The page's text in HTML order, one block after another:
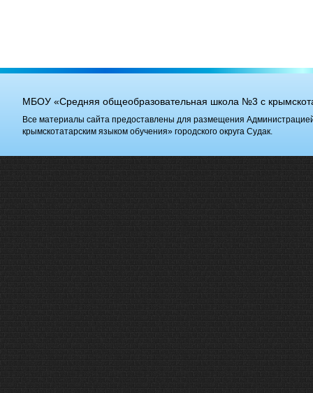
МБОУ «Средняя общеобразовательная школа №3 с
Все материалы сайта предоставлены для размещения
крымскотатарским языком обучения» городского округа Судак.